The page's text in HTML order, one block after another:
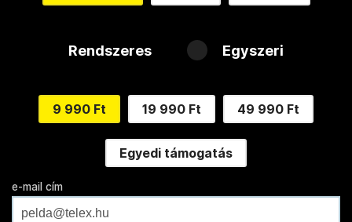
Rendszeres Egyszeri
9 990 Ft 19 990 Ft 49 990 Ft
Egyedi támogatás
e-mail cím